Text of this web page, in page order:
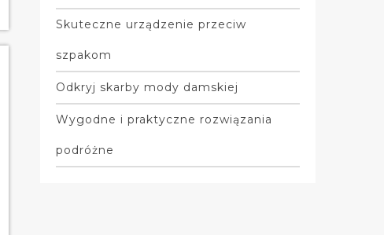
Skuteczne urządzenie przeciw
szpakom
Odkryj skarby mody damskiej
Wygodne i praktyczne rozwiązania
podróżne